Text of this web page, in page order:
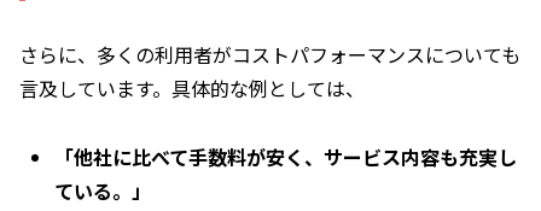
さらに、多くの利用者がコストパフォーマンスについても
言及しています。具体的な例としては、
「他社に比べて手数料が安く、サービス内容も充実し
ている。」